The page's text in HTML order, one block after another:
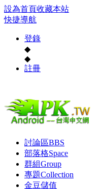
設為首頁收藏本站
快捷導航
登錄
◆
◆
註冊
討論區BBS
部落格Space
群組Group
專題Collection
金豆儲值